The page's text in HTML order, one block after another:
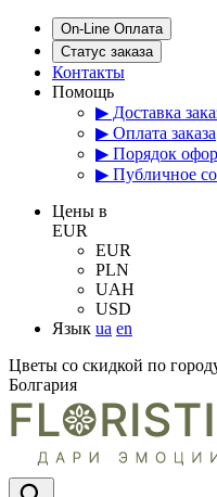
On-Line Оплата
Статус заказа
Контакты
Помощь
▶ Доставка
▶ Оплата заказа
▶ Порядок
▶ Публичное
Цены в
EUR
EUR
PLN
UAH
USD
Язык ua en
Цветы со скидкой по
Болгария